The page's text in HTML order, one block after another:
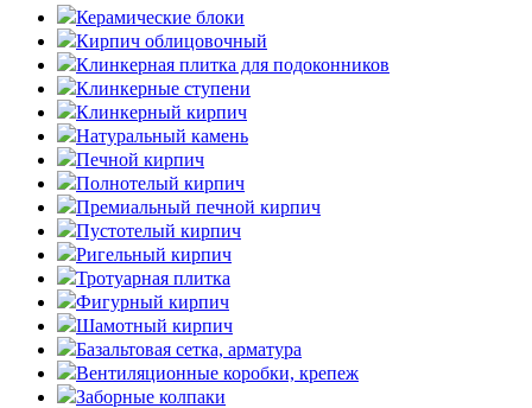
Керамические блоки
Кирпич облицовочный
Клинкерная плитка для подоконников
Клинкерные ступени
Клинкерный кирпич
Натуральный камень
Печной кирпич
Полнотелый кирпич
Премиальный печной кирпич
Пустотелый кирпич
Ригельный кирпич
Тротуарная плитка
Фигурный кирпич
Шамотный кирпич
Базальтовая сетка, арматура
Вентиляционные коробки, крепеж
Заборные колпаки